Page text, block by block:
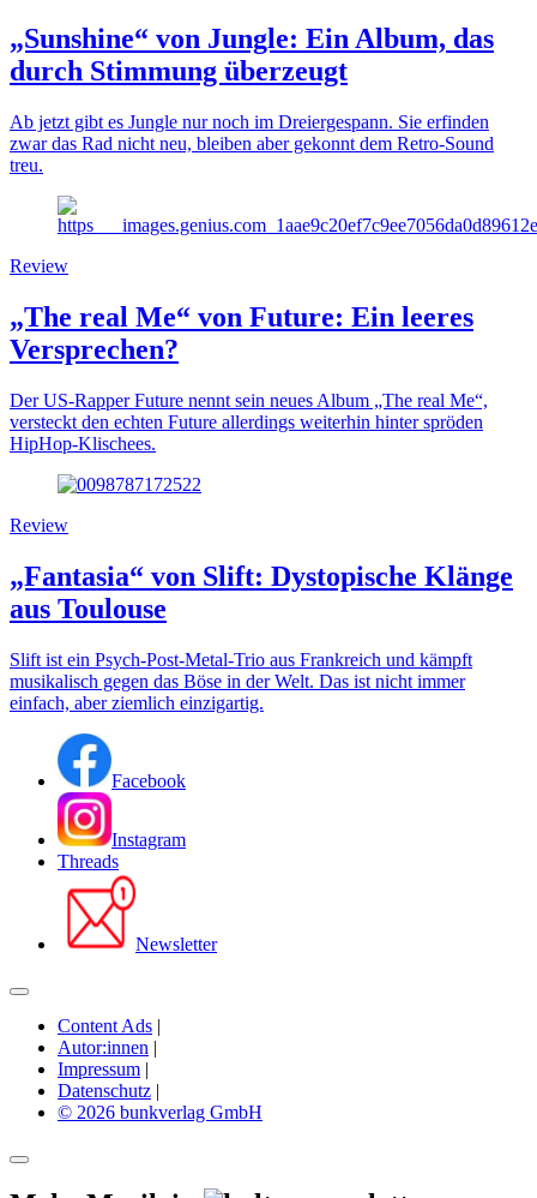
„Sunshine“ von Jungle: Ein Album, das
durch Stimmung überzeugt
Ab jetzt gibt es Jungle nur noch im Dreiergespann. Sie erfinden
zwar das Rad nicht neu, bleiben aber gekonnt dem Retro-Sound
treu.
Review
„The real Me“ von Future: Ein leeres
Versprechen?
Der US-Rapper Future nennt sein neues Album „The real Me“,
versteckt den echten Future allerdings weiterhin hinter spröden
HipHop-Klischees.
Review
„Fantasia“ von Slift: Dystopische Klänge
aus Toulouse
Slift ist ein Psych-Post-Metal-Trio aus Frankreich und kämpft
musikalisch gegen das Böse in der Welt. Das ist nicht immer
einfach, aber ziemlich einzigartig.
Facebook
Instagram
Threads
Newsletter
Content Ads |
Autor:innen |
Impressum |
Datenschutz |
© 2026 bunkverlag GmbH